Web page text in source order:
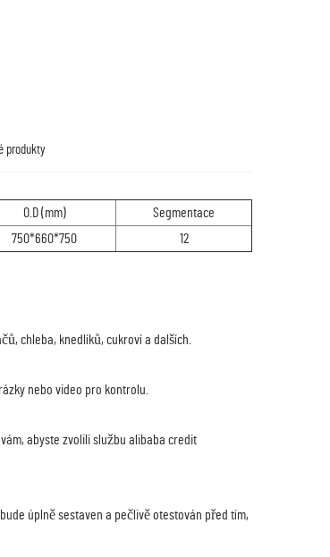
produkty
O.D (mm)
Segmentace
750*660*750 12
chleba, knedlíků, cukroví a dalších.
nebo video pro kontrolu.
abyste zvolili službu alibaba credit
úplně sestaven a pečlivě otestován před tím,